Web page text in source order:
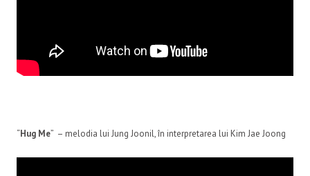
“Hug Me” – melodia lui Jung Joonil, în interpretarea lui Kim Jae Joong